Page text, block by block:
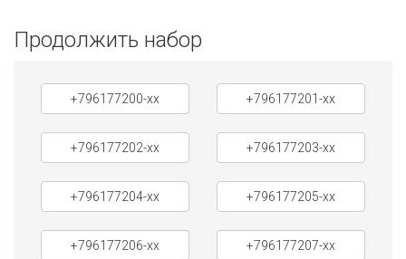
Продолжить набор
+796177200-xx +796177201-xx
+796177202-xx +796177203-xx
+796177204-xx +796177205-xx
+796177206-xx +796177207-xx